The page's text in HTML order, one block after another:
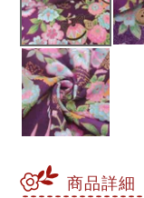
商品詳細